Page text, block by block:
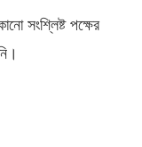
সংশ্লিষ্ট পক্ষের